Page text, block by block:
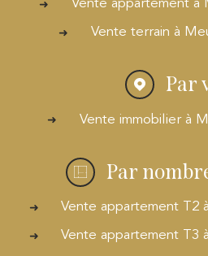
Vente appartement à
Vente terrain à
Par
Vente immobilier à
Par
Vente appartement T2
Vente appartement T3